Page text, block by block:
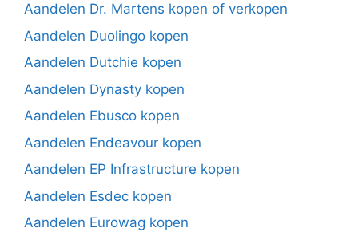
Aandelen Dr. Martens kopen of verkopen
Aandelen Duolingo kopen
Aandelen Dutchie kopen
Aandelen Dynasty kopen
Aandelen Ebusco kopen
Aandelen Endeavour kopen
Aandelen EP Infrastructure kopen
Aandelen Esdec kopen
Aandelen Eurowag kopen